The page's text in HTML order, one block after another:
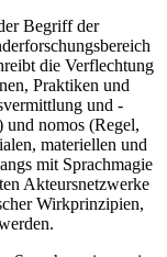
Begriff der
die Verflechtung
Praktiken und
und -
nomos (Regel,
materiellen und
mit Sprachmagie
Akteursnetzwerke
Wirkprinzipien,